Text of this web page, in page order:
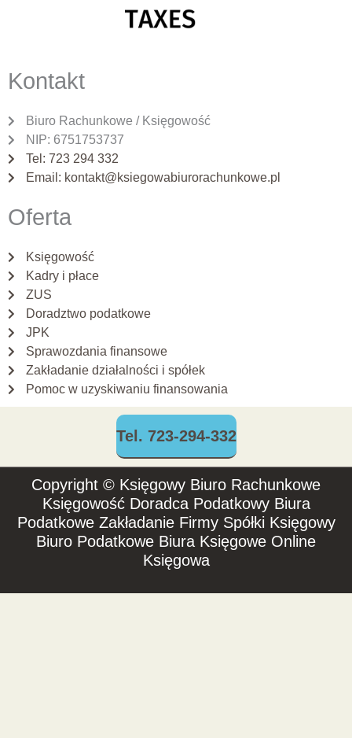
Kontakt
Biuro Rachunkowe / Księgowość
NIP: 6751753737
Tel: 723 294 332
Email: kontakt@ksiegowabiurorachunkowe.pl
Oferta
Księgowość
Kadry i płace
ZUS
Doradztwo podatkowe
JPK
Sprawozdania finansowe
Zakładanie działalności i spółek
Pomoc w uzyskiwaniu finansowania
Tel. 723-294-332
Copyright © Księgowy Biuro Rachunkowe
Księgowość Doradca Podatkowy Biura
Podatkowe Zakładanie Firmy Spółki Księgowy
Biuro Podatkowe Biura Księgowe Online
Księgowa